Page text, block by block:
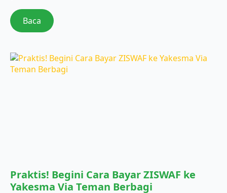
Baca
Praktis! Begini Cara Bayar ZISWAF ke
Yakesma Via Teman Berbagi